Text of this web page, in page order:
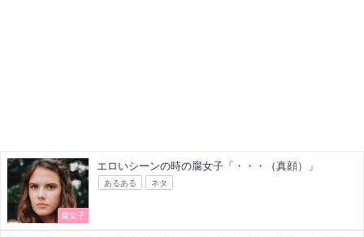
腐女子
エロいシーンの時の腐女子「・・・（真顔）」
あるある ネタ